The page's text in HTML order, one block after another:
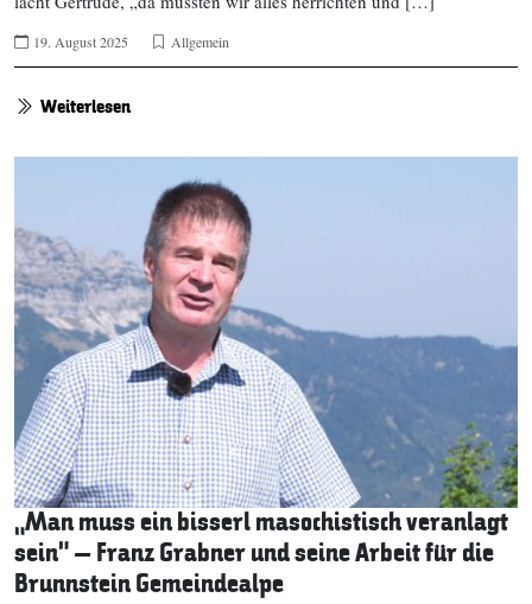
19. August 2025 Allgemein
Weiterlesen
„Man muss ein bisserl masochistisch veranlagt
sein“ – Franz Grabner und seine Arbeit für die
Brunnstein Gemeindealpe